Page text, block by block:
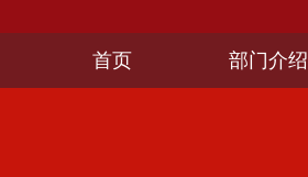
首页 部门介绍